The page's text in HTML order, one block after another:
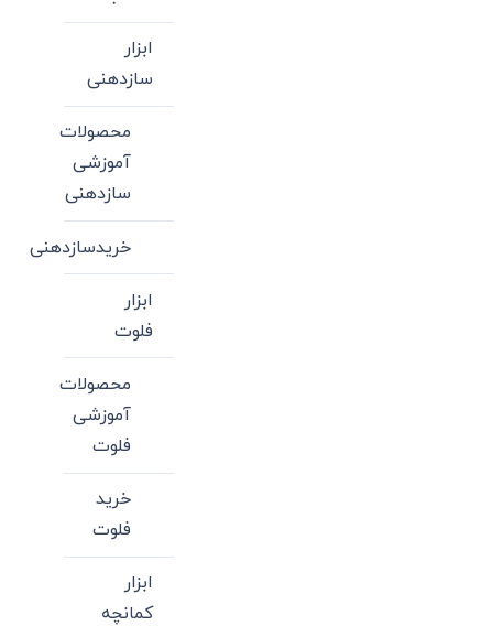
ابزار
سازدهنی
محصولات
آموزشی
سازدهنی
خریدسازدهنی
ابزار
فلوت
محصولات
آموزشی
فلوت
خرید
فلوت
ابزار
کمانچه